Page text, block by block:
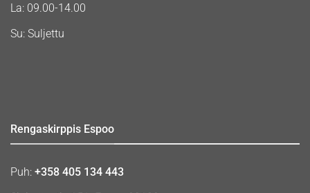
La: 09.00-14.00
Su: Suljettu
Rengaskirppis Espoo
Puh: +358 405 134 443